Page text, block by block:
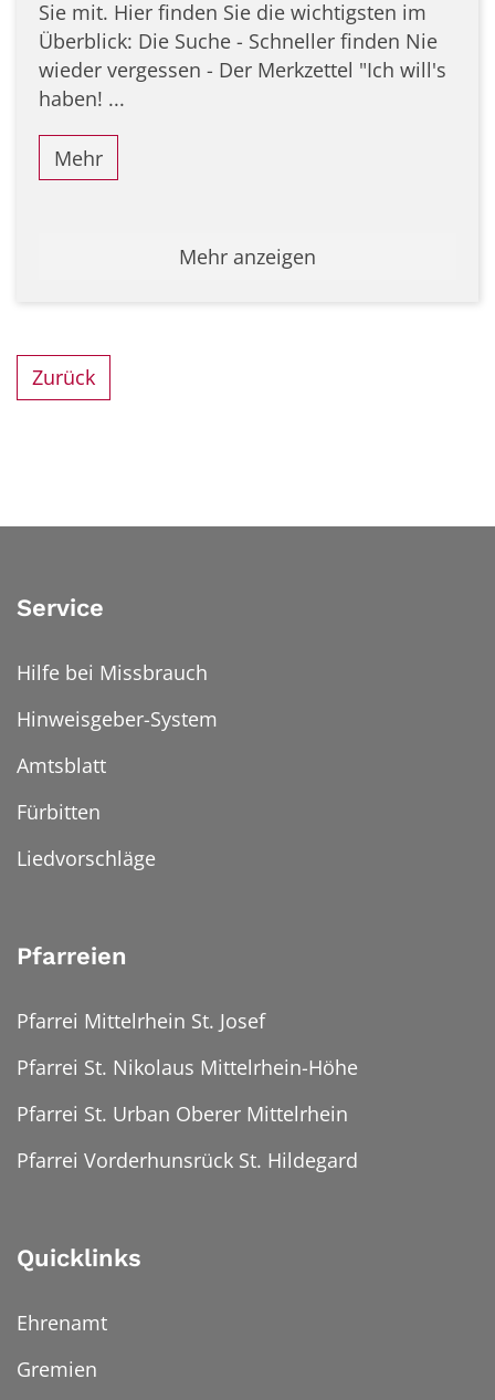
Sie mit. Hier finden Sie die wichtigsten im
Überblick: Die Suche - Schneller finden Nie
wieder vergessen - Der Merkzettel "Ich will's
haben! ...
Mehr
Mehr anzeigen
Zurück
Service
Hilfe bei Missbrauch
Hinweisgeber-System
Amtsblatt
Fürbitten
Liedvorschläge
Pfarreien
Pfarrei Mittelrhein St. Josef
Pfarrei St. Nikolaus Mittelrhein-Höhe
Pfarrei St. Urban Oberer Mittelrhein
Pfarrei Vorderhunsrück St. Hildegard
Quicklinks
Ehrenamt
Gremien